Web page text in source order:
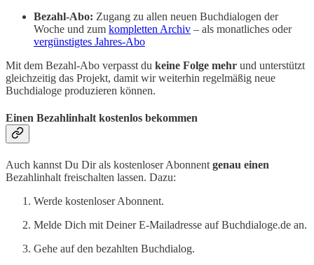
Bezahl-Abo: Zugang zu allen neuen Buchdialogen der
Woche und zum kompletten Archiv – als monatliches oder
vergünstigtes Jahres-Abo
Mit dem Bezahl-Abo verpasst du keine Folge mehr und unterstützt
gleichzeitig das Projekt, damit wir weiterhin regelmäßig neue
Buchdialoge produzieren können.
Einen Bezahlinhalt kostenlos bekommen
Auch kannst Du Dir als kostenloser Abonnent genau einen
Bezahlinhalt freischalten lassen. Dazu:
Werde kostenloser Abonnent.
Melde Dich mit Deiner E-Mailadresse auf Buchdialoge.de an.
Gehe auf den bezahlten Buchdialog.